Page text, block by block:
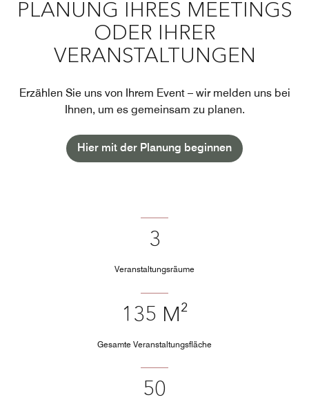
PLANUNG IHRES MEETINGS
ODER IHRER
VERANSTALTUNGEN
Erzählen Sie uns von Ihrem Event – wir melden uns bei
Ihnen, um es gemeinsam zu planen.
Hier mit der Planung beginnen
3
Veranstaltungsräume
135 M²
Gesamte Veranstaltungsfläche
50